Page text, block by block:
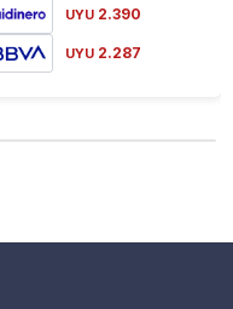
UYU 2.390
UYU 2.287